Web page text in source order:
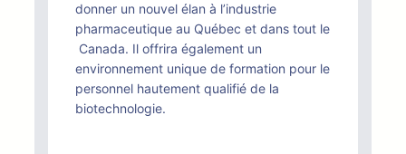
donner un nouvel élan à l’industrie
pharmaceutique au Québec et dans tout le
Canada. Il offrira également un
environnement unique de formation pour le
personnel hautement qualifié de la
biotechnologie.